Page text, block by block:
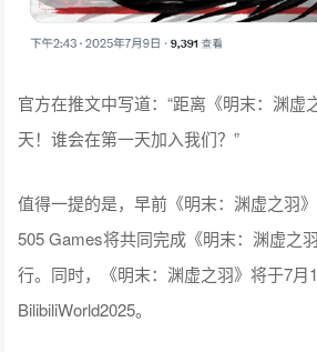
官方在推文中写道：“距离《明末：渊虚
天！谁会在第一天加入我们？”
值得一提的是，早前《明末：渊虚之羽
505 Games将共同完成《明末：渊虚之
行。同时，《明末：渊虚之羽》将于7月
BilibiliWorld2025。